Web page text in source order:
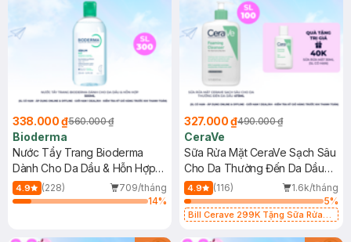
338.000 ₫560.000 ₫
Bioderma
Nước Tẩy Trang Bioderma
Dành Cho Da Dầu & Hỗn Hợp
500ml
4.9 (228)
709/tháng
14%
327.000 ₫490.000 ₫
CeraVe
Sữa Rửa Mặt CeraVe Sạch Sâu
Cho Da Thường Đến Da Dầu
473ml
4.9 (116)
1.6k/tháng
5%
Bill Cerave 299K Tặng Sữa Rửa